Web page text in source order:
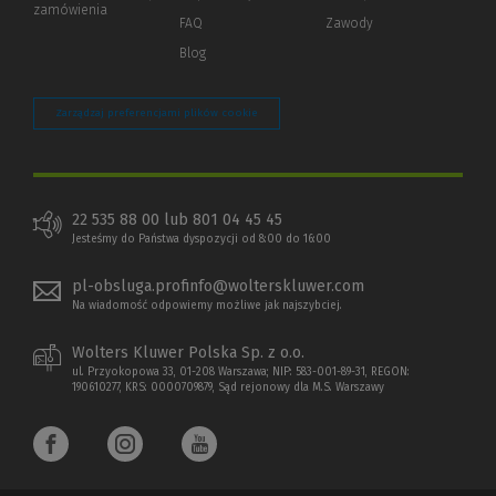
zamówienia
FAQ
Blog
Zawody
Zarządzaj preferencjami plików cookie
22 535 88 00 lub 801 04 45 45
Jesteśmy do Państwa dyspozycji od 8:00 do 16:00
pl-obsluga.profinfo@wolterskluwer.com
Na wiadomość odpowiemy możliwe jak najszybciej.
Wolters Kluwer Polska Sp. z o.o.
ul. Przyokopowa 33, 01-208 Warszawa; NIP: 583-001-89-31, REGON:
190610277, KRS: 0000709879, Sąd rejonowy dla M.S. Warszawy